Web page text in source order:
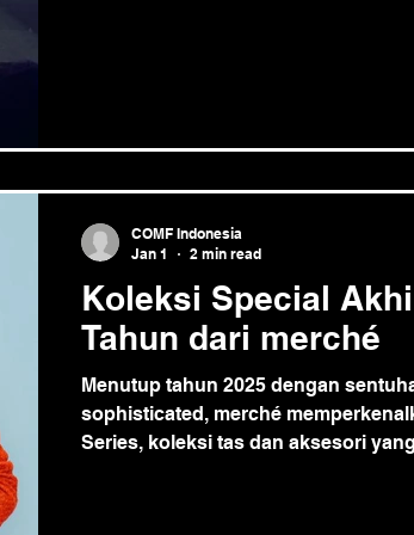
Koleksi Special
Tahun dari merché
Menutup tahun 2025 dengan
sophisticated, merché
Series, koleksi tas dan aksesori
COMF Indonesia
Jan 1
2 min read